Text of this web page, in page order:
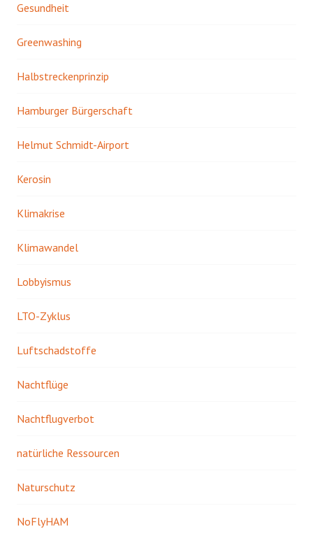
Gesundheit
Greenwashing
Halbstreckenprinzip
Hamburger Bürgerschaft
Helmut Schmidt-Airport
Kerosin
Klimakrise
Klimawandel
Lobbyismus
LTO-Zyklus
Luftschadstoffe
Nachtflüge
Nachtflugverbot
natürliche Ressourcen
Naturschutz
NoFlyHAM